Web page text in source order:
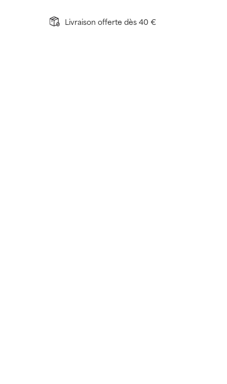
Livraison offerte dès 40 €